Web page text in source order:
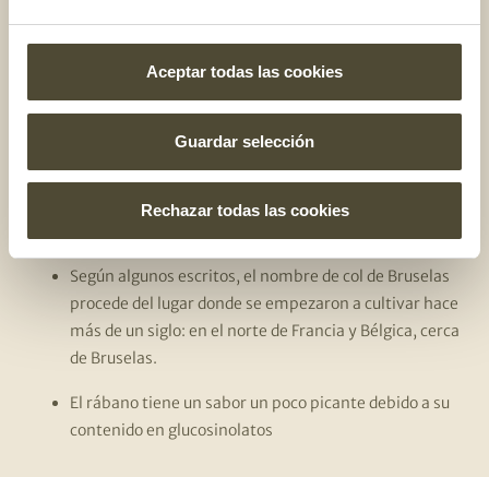
Aceptar todas las cookies
Guardar selección
Rechazar todas las cookies
Egipcios, 2.500 años a.C.
El nombre de brócoli o bróquil proviene del italiano
Estas verduras son típicas de la temporada de
Según algunos escritos, el nombre de col de Bruselas
procede del lugar donde se empezaron a cultivar hace
más de un siglo: en el norte de Francia y Bélgica, cerca
de Bruselas.
El rábano tiene un sabor un poco picante debido a su
contenido en glucosinolatos